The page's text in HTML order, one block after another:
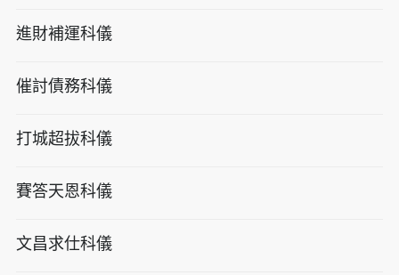
進財補運科儀
催討債務科儀
打城超拔科儀
賽答天恩科儀
文昌求仕科儀